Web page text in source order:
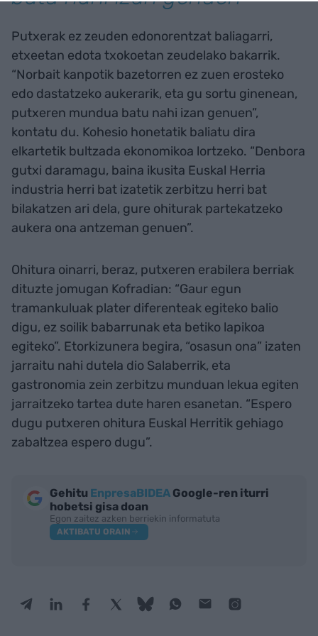
Putxerak ez zeuden edonorentzat baliagarri,
etxeetan edota txokoetan zeudelako bakarrik.
“Norbait kanpotik bazetorren ez zuen erosteko
edo dastatzeko aukerarik, eta gu sortu ginenean,
putxeren mundua batu nahi izan genuen”,
kontatu du. Kohesio honetatik baliatu dira
elkartetik bultzada ekonomikoa lortzeko. “Denbora
gutxi daramagu, baina ikusita Euskal Herria
industria herri bat izatetik zerbitzu herri bat
bilakatzen ari dela, gure ohiturak partekatzeko
aukera ona antzeman genuen”.
Ohitura oinarri, beraz, putxeren erabilera berriak
dituzte jomugan Kofradian: “Gaur egun
tramankuluak plater diferenteak egiteko balio
digu, ez soilik babarrunak eta betiko lapikoa
egiteko”. Etorkizunera begira, “osasun ona” izaten
jarraitu nahi dutela dio Salaberrik, eta
gastronomia zein zerbitzu munduan lekua egiten
jarraitzeko tartea dute haren esanetan. “Espero
dugu putxeren ohitura Euskal Herritik gehiago
zabaltzea espero dugu”.
Gehitu EnpresaBIDEA Google-ren iturri
hobetsi gisa doan
Egon zaitez azken berriekin informatuta
AKTIBATU ORAIN